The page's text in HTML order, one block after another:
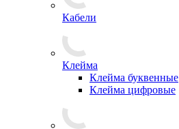
Кабели
Клейма
Клейма буквенные
Клейма цифровые